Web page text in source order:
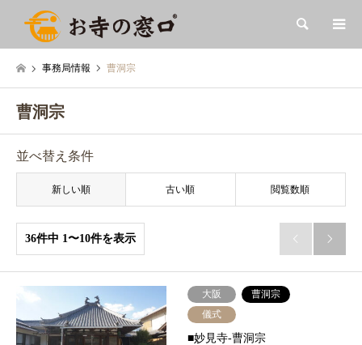
検索
事務局情報 曹洞宗
曹洞宗
並べ替え条件
新しい順 古い順 閲覧数順
36件中 1〜10件を表示  
大阪
曹洞宗
儀式
■妙見寺-曹洞宗